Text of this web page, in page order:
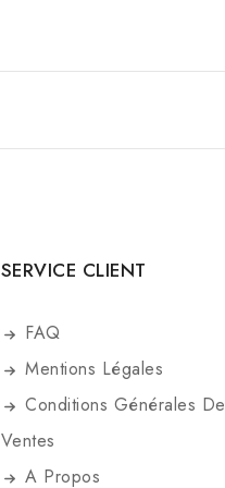
SERVICE CLIENT
FAQ
Mentions Légales
Conditions Générales De
Ventes
A Propos